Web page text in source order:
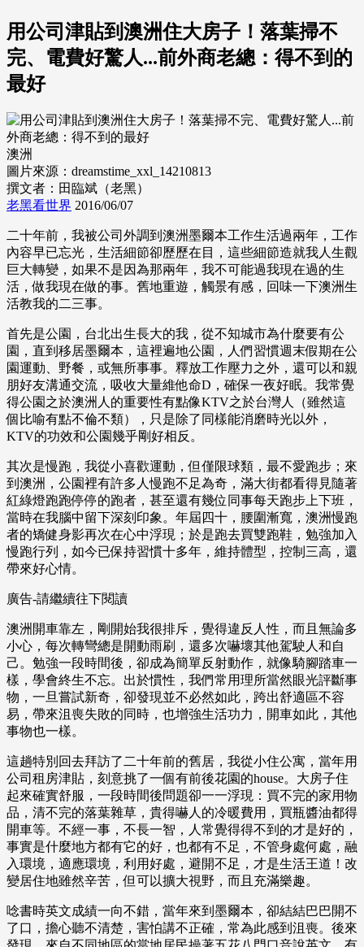
用公司津貼到澳洲住大房子！落葉掃不
完、電費好驚人...前外商老總：得不到的
最好
澳洲
圖片來源：dreamstime_xxl_14210813
撰文者：田臨斌（老黑）
老黑看世界 2016/06/07
二十年前，我被公司外調到澳洲墨爾本工作生活過兩年，工作
內容早已忘光，生活細節卻歷歷在目，這些細節造就我人生觀
巨大轉變，如果不是因為那兩年，我不可能過我現在過的生
活，做我現在做的事。舊地重遊，觸景有感，回味一下澳洲生
活教我的二三事。
首先是公園，台北出生長大的我，從不知城市為什麼要有公
園，直到移居墨爾本，這裡遍地公園，人們習慣週末假期在公
園運動、野餐，或無所事事。釋放工作壓力之外，還可以和親
朋好友溝通交流，吸收大量維他命D，確保一夜好眠。我常覺
得公園之於澳洲人的重要性有點像KTV之於台灣人（雖然這
個比喻有點不倫不類），只是除了同樣能消磨時光以外，
KTV的功效和公園幾乎剛好相反。
其次是慢跑，我從小喜歡運動，但僅限球類，最不愛跑步；來
到澳洲，公園裡有許多人慢跑不足為奇，滿大街都看得見隨著
紅綠燈跑跑停停的跑者，甚至還有幾位同事每天跑步上下班，
當時在我腦中留下深刻印象。年屆四十，腰圍漸寬，澳洲慢跑
者的矯健身影再次在心中浮現；於是跑去買雙跑鞋，勉強加入
慢跑行列，如今已保持習慣十多年，維持體型，控制三高，還
帶來好心情。
廣告-請繼續往下閱讀
澳洲開車靠左，剛開始我很排斥，覺得違反人性，而且無論多
小心，每次轉彎總是開動雨刷，還多次嚇壞其他駕駛人和自
己。勉強一段時間後，卻成為簡單反射動作，就像騎腳踏車一
樣，學會終生不忘。出於慣性，我們常用理所當然眼光評斷事
物，一旦嘗試新奇，卻發現並不必然如此，跨出舒適區不容
易，帶來沮喪失敗的同時，也增強生活功力，開車如此，其他
事物也一樣。
這趟特別回去拜訪了二十年前的舊居，我從小住公寓，當年用
公司租房津貼，刻意挑了一個有前後花園的house。大房子住
起來確實舒服，一段時間後問題卻一一浮現：買不完的家用物
品，清不完的落葉雜草，貴得嚇人的冷暖費用，買瓶醬油都得
開車等。不經一事，不長一智，人常覺得得不到的才是好的，
事實是什麼地方都有它的好，也都有不足，不管身處何處，融
入環境，適應環境，利用好處，避開不足，才是生活王道！改
變居住地雖然辛苦，但可以擴大視野，而且充滿樂趣。
唸書時英文成績一向不錯，當年來到墨爾本，卻結結巴巴開不
了口，擔心聽不清楚，害怕講不正確，常為此感到沮喪。後來